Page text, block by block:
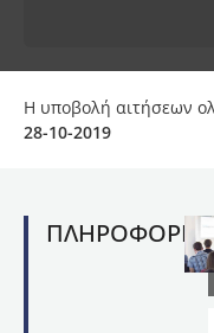
Η υποβολή αιτήσεων
28-10-2019
ΠΛΗΡΟΦΟΡΙΕΣ